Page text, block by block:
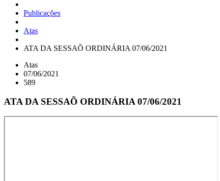
Publicações
Atas
ATA DA SESSAÕ ORDINÁRIA 07/06/2021
Atas
07/06/2021
589
ATA DA SESSAÕ ORDINÁRIA 07/06/2021